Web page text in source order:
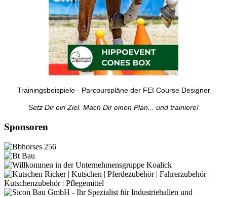
Trainingsbeispiele - Parcourspläne der FEI Course Designer
Setz Dir ein Ziel. Mach Dir einen Plan... und trainiere!
Sponsoren